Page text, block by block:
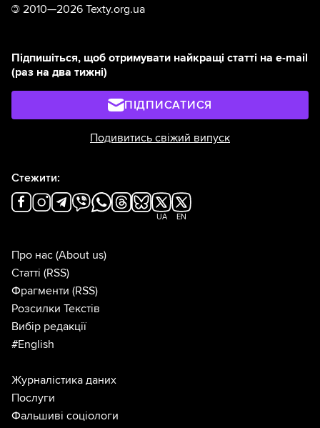
© 2010—2026 Texty.org.ua
Підпишіться, щоб отримувати найкращі статті на e-mail
(раз на два тижні)
ПІДПИСАТИСЯ
Подивитись свіжий випуск
Стежити:
UA EN
Про нас (About us)
Статті (RSS)
Фрагменти (RSS)
Розсилки Текстів
Вибір редакції
#English
Журналістика даних
Послуги
Фальшиві соціологи